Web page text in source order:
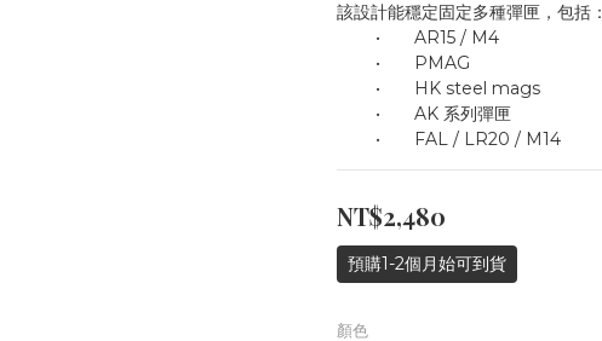
該設計能穩定固定多種彈匣，包括：
	•	AR15 / M4
	•	PMAG
	•	HK steel mags
	•	AK 系列彈匣
	•	FAL / LR20 / M14
NT$2,480
預購1-2個月始可到貨
顏色